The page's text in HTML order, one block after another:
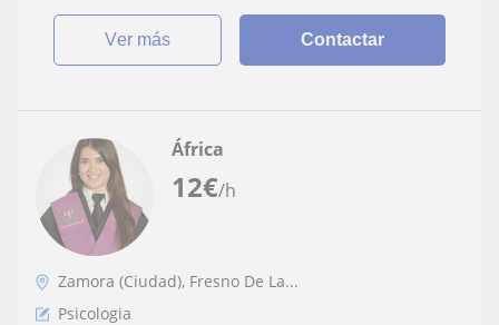
ver más Contactar
12€/h
África
Zamora (Ciudad), Fresno De La...
Psicologia